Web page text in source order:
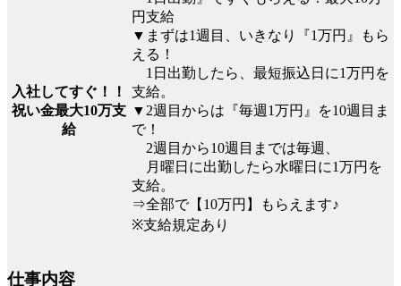
入社してすぐ！！
祝い金最大10万支
給
円支給
▼まずは1週目、いきなり『1万円』もら
える！
1日出勤したら、最短振込日に1万円を
支給。
▼2週目からは『毎週1万円』を10週目ま
で！
2週目から10週目までは毎週、
月曜日に出勤したら水曜日に1万円を
支給。
⇒全部で【10万円】もらえます♪
※支給規定あり
仕事内容